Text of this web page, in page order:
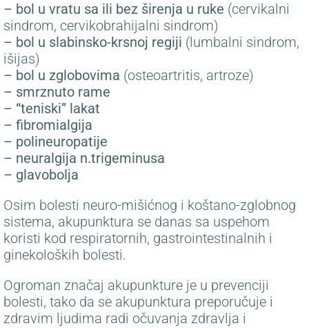
– bol u vratu sa ili bez širenja u ruke (cervikalni
sindrom, cervikobrahijalni sindrom)
– bol u slabinsko-krsnoj regiji (lumbalni sindrom,
išijas)
– bol u zglobovima (osteoartritis, artroze)
– smrznuto rame
– “teniski” lakat
– fibromialgija
– polineuropatije
– neuralgija n.trigeminusa
– glavobolja
Osim bolesti neuro-mišićnog i koštano-zglobnog
sistema, akupunktura se danas sa uspehom
koristi kod respiratornih, gastrointestinalnih i
ginekoloških bolesti.
Ogroman značaj akupunkture je u prevenciji
bolesti, tako da se akupunktura preporučuje i
zdravim ljudima radi očuvanja zdravlja i